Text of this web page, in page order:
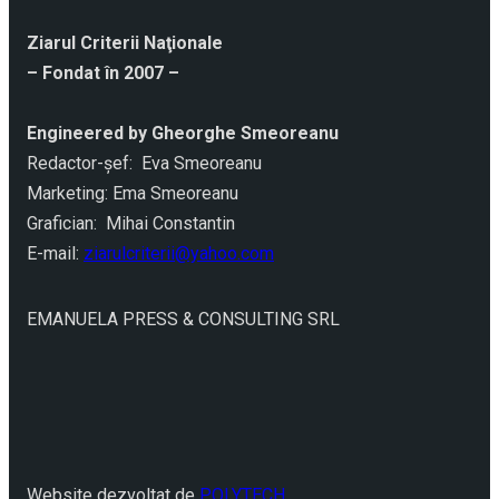
Ziarul Criterii Naţionale
– Fondat în 2007 –
Engineered by Gheorghe Smeoreanu
Redactor-şef: Eva Smeoreanu
Marketing: Ema Smeoreanu
Grafician: Mihai Constantin
E-mail: ziarulcriterii@yahoo.com
EMANUELA PRESS & CONSULTING SRL
Website dezvoltat de POLYTECH